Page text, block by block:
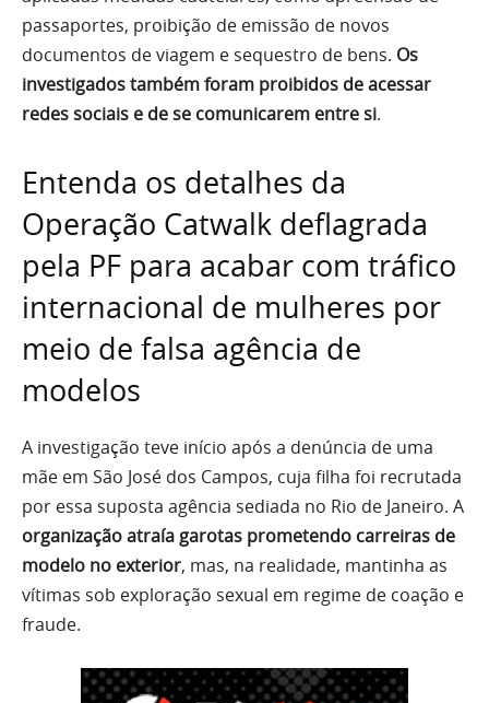
passaportes, proibição de emissão de novos
documentos de viagem e sequestro de bens. Os
investigados também foram proibidos de acessar
redes sociais e de se comunicarem entre si.
Entenda os detalhes da
Operação Catwalk deflagrada
pela PF para acabar com tráfico
internacional de mulheres por
meio de falsa agência de
modelos
A investigação teve início após a denúncia de uma
mãe em São José dos Campos, cuja filha foi recrutada
por essa suposta agência sediada no Rio de Janeiro. A
organização atraía garotas prometendo carreiras de
modelo no exterior, mas, na realidade, mantinha as
vítimas sob exploração sexual em regime de coação e
fraude.